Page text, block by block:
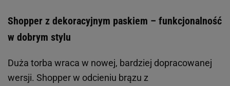
Shopper z dekoracyjnym paskiem – funkcjonalność
w dobrym stylu
Duża torba wraca w nowej, bardziej dopracowanej
wersji. Shopper w odcieniu brązu z